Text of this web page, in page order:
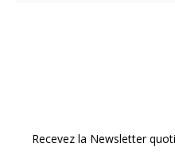
Recevez la Newsletter